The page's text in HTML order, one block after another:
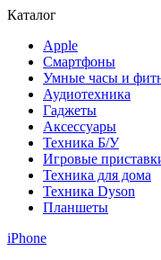
Каталог
Apple
Смартфоны
Умные часы и
Аудиотехника
Гаджеты
Аксессуары
Техника Б/У
Игровые
Техника для дома
Техника Dyson
Планшеты
iPhone